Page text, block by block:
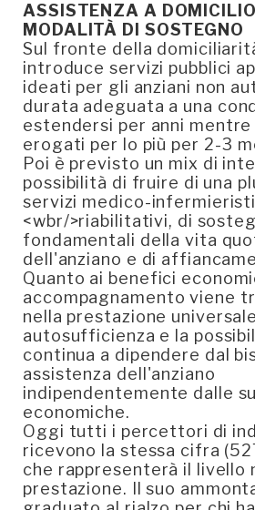
ASSISTENZA A
MODALITÀ DI SOSTEGNO
Sul fronte della
introduce servizi pubblici
ideati per gli anziani non
durata adeguata a una
estendersi per anni
erogati per lo più per 2-3
Poi è previsto un mix di
possibilità di fruire di una
servizi medico-
<wbr/>riabilitativi, di
fondamentali della vita
dell'anziano e di
Quanto ai benefici
accompagnamento viene
nella prestazione
autosufficienza e la
continua a dipendere dal
assistenza dell'anziano
indipendentemente dalle
economiche.
Oggi tutti i percettori di
ricevono la stessa cifra
che rappresenterà il livello
prestazione. Il suo